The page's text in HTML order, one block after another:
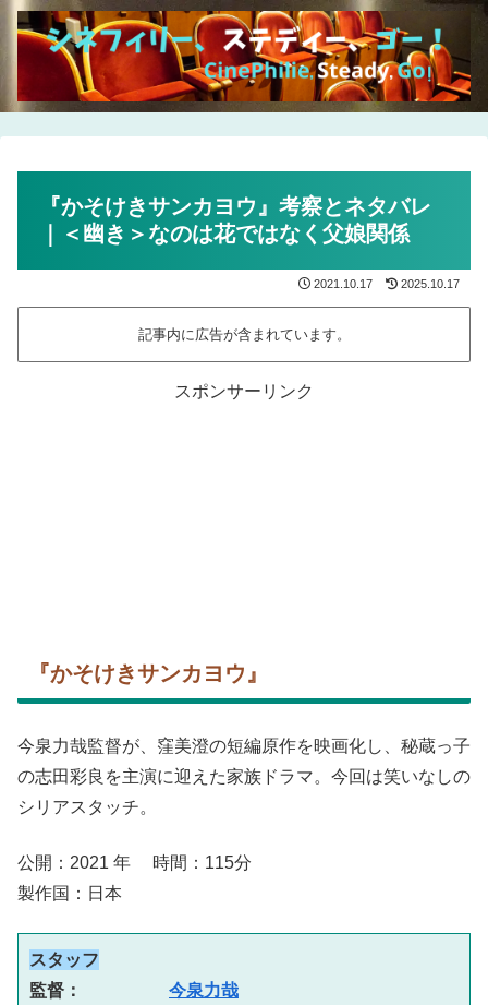
『かそけきサンカヨウ』考察とネタバレ
｜＜幽き＞なのは花ではなく父娘関係
2021.10.17 2025.10.17
記事内に広告が含まれています。
スポンサーリンク
『かそけきサンカヨウ』
今泉力哉監督が、窪美澄の短編原作を映画化し、秘蔵っ子
の志田彩良を主演に迎えた家族ドラマ。今回は笑いなしの
シリアスタッチ。
公開：2021 年 時間：115分
製作国：日本
スタッフ
監督： 今泉力哉